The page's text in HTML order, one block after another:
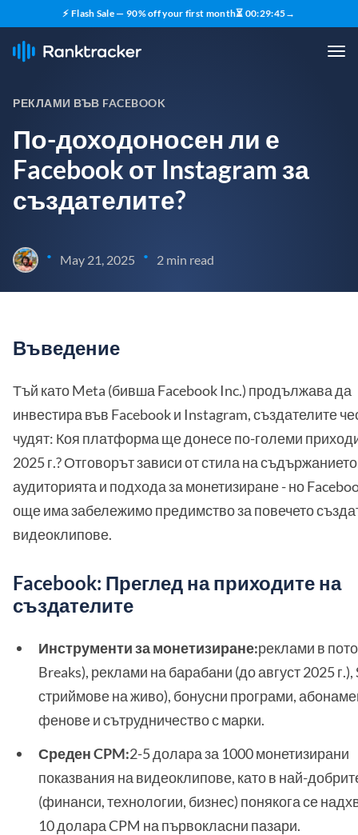
⚡ Flash Sale — 90% off your first month⏳ 00:29:45→
РЕКЛАМИ ВЪВ FACEBOOK
По-доходоносен ли е
Facebook от Instagram за
създателите?
• May 21, 2025 • 2 min read
Въведение
Тъй като Meta (бивша Facebook Inc.) продължава да
инвестира във Facebook и Instagram, създателите
чудят: Коя платформа ще донесе по-големи
2025 г.? Отговорът зависи от стила на
аудиторията и подхода за монетизиране - но
още има забележимо предимство за повечето
видеоклипове.
Facebook: Преглед на приходите на
създателите
Инструменти за монетизиране:реклами в
Breaks), реклами на барабани (до август 2025 г.),
стриймове на живо), бонусни програми,
фенове и сътрудничество с марки.
Среден CPM:2-5 долара за 1000 монетизирани
показвания на видеоклипове, като в най-
(финанси, технологии, бизнес) понякога се
10 долара CPM на първокласни пазари.